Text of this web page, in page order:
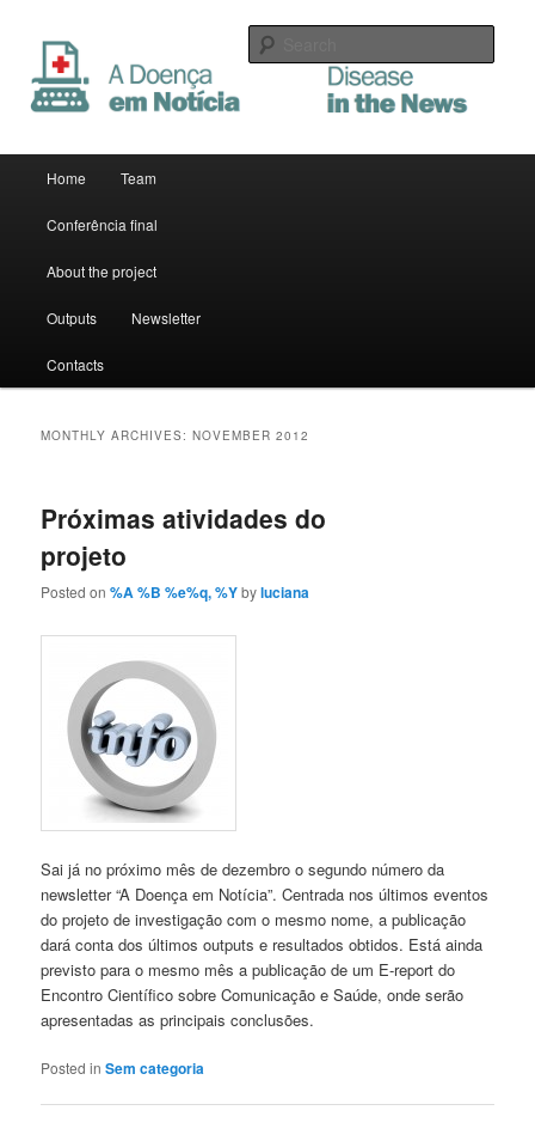
A Doença em Notícia
Skip to primary content
Skip to secondary content
Home Team
Conferência final
About the project
Outputs Newsletter
Contacts
MONTHLY ARCHIVES:NOVEMBER 2012
Próximas atividades do
projeto
Posted on%A %B %e%q, %Ybyluciana
Sai já no próximo mês de dezembro o segundo número da
newsletter “A Doença em Notícia”. Centrada nos últimos eventos
do projeto de investigação com o mesmo nome, a publicação
dará conta dos últimos outputs e resultados obtidos. Está ainda
previsto para o mesmo mês a publicação de um E-report do
Encontro Científico sobre Comunicação e Saúde, onde serão
apresentadas as principais conclusões.
Posted in Sem categoria